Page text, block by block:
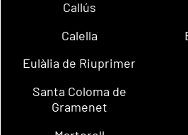
Callús
Calella
Eulàlia de Riuprimer
Santa Coloma de
Gramenet